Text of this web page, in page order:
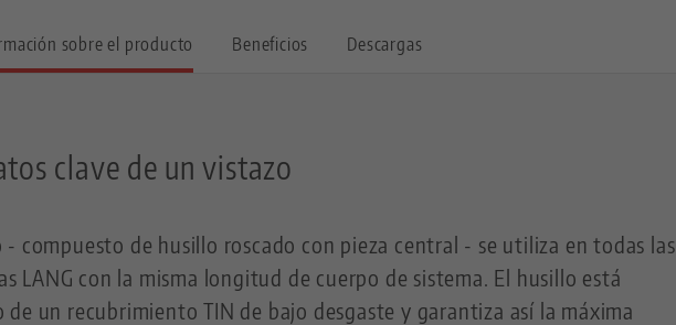
sobre el producto Beneficios Descargas
clave de un vistazo
- compuesto de husillo roscado con pieza central - se utiliza en todas las
LANG con la misma longitud de cuerpo de sistema. El husillo está
de un recubrimiento TIN de bajo desgaste y garantiza así la máxima